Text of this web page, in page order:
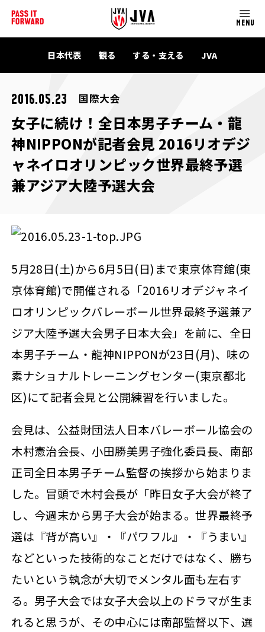
MENU
日本代表 観る する・支える JVA
2016.05.23 国際大会
女子に続け！全日本男子チーム・龍
神NIPPONが記者会見 2016リオデジ
ャネイロオリンピック世界最終予選
兼アジア大陸予選大会
5月28日(土)から6月5日(日)まで東京体育館(東
京体育館)で開催される「2016リオデジャネイ
ロオリンピックバレーボール世界最終予選兼ア
ジア大陸予選大会男子日本大会」を前に、全日
本男子チーム・龍神NIPPONが23日(月)、味の
素ナショナルトレーニングセンター(東京都北
区)にて記者会見と公開練習を行いました。
会見は、公益財団法人日本バレーボール協会の
木村憲治会長、小田勝美男子強化委員長、南部
正司全日本男子チーム監督の挨拶から始まりま
した。冒頭で木村会長が「昨日女子大会が終了
し、今週末から男子大会が始まる。世界最終予
選は『背が高い』・『パワフル』・『うまい』
などといった技術的なことだけではなく、勝ち
たいという執念が大切でメンタル面も左右す
る。男子大会では女子大会以上のドラマが生ま
れると思うが、その中心には南部監督以下、選